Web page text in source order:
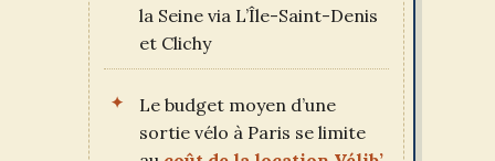
la Seine via L’Île-Saint-Denis
et Clichy
Le budget moyen d’une
sortie vélo à Paris se limite